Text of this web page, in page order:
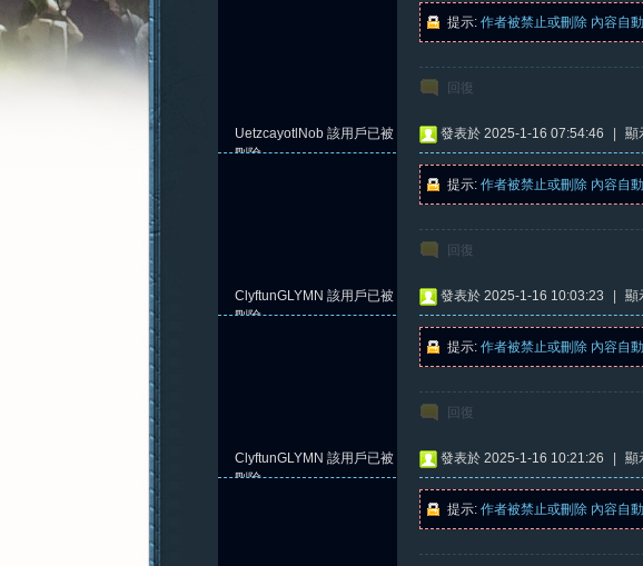
提示: 作者被禁止或刪除 內容自
回復
UetzcayotlNob 該用戶已被
刪除
發表於 2025-1-16 07:54:46 顯
提示: 作者被禁止或刪除 內容自
回復
ClyftunGLYMN 該用戶已被
刪除
發表於 2025-1-16 10:03:23 顯
提示: 作者被禁止或刪除 內容自
回復
ClyftunGLYMN 該用戶已被
刪除
發表於 2025-1-16 10:21:26 顯
提示: 作者被禁止或刪除 內容自